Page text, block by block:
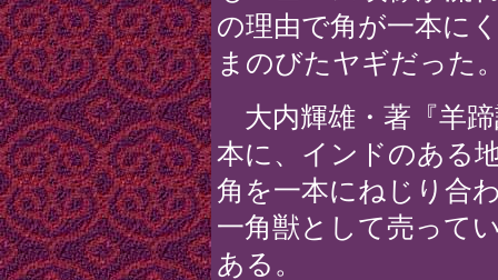
の理由で角が一本に
まのびたヤギだった
大内輝雄・著『羊
本に、インドのある
角を一本にねじり合
一角獣として売って
ある。